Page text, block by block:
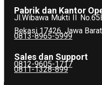
Pabrik dan Kantor
Jl.Wibawa Mukti II
Bekasi 17426, Jawa Barat
0813-8965-5999
Sales dan Support
0812-9605-1717
0811-1328-899